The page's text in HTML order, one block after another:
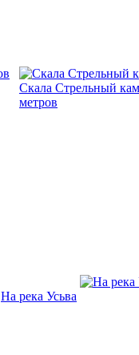
Скала Стрельный
метров
На река Усьва